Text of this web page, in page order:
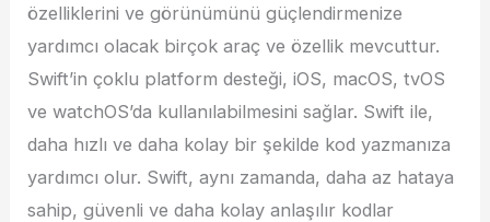
özelliklerini ve görünümünü güçlendirmenize
yardımcı olacak birçok araç ve özellik mevcuttur.
Swift’in çoklu platform desteği, iOS, macOS, tvOS
ve watchOS’da kullanılabilmesini sağlar. Swift ile,
daha hızlı ve daha kolay bir şekilde kod yazmanıza
yardımcı olur. Swift, aynı zamanda, daha az hataya
sahip, güvenli ve daha kolay anlaşılır kodlar